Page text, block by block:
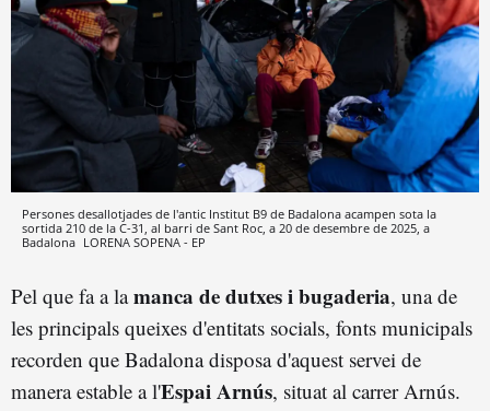
Persones desallotjades de l'antic Institut B9 de Badalona acampen sota la
sortida 210 de la C-31, al barri de Sant Roc, a 20 de desembre de 2025, a
Badalona LORENA SOPENA - EP
Pel que fa a lamanca de dutxes i bugaderia, una de
les principals queixes d'entitats socials, fonts municipals
recorden que Badalona disposa d'aquest servei de
manera estable a l'Espai Arnús, situat al carrer Arnús.